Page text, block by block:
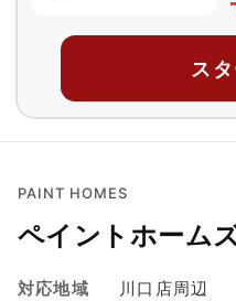
ス
PAINT HOMES
ペイントホーム
対応地域
川口店周辺